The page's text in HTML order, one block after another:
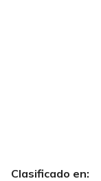
Clasificado en: